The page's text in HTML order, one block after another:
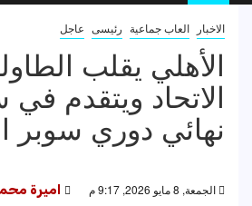
الاخبار العاب جماعية رئيسى عاجل
الأهلي يقلب
الاتحاد ويتقدم
نهائي دوري سوبر
الجمعة, 8 مايو 2026, 9:17 م اميرة